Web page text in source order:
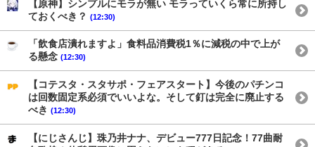
【原神】シンプルにモラが無い モラっていくら常に所持し
ておくべき？ (12:30)
「飲食店潰れますよ」食料品消費税1％に減税の中で上が
る懸念 (12:30)
【コテスタ・スタサポ・フェアスタート】今後のパチンコ
は回数固定系必須でいいよな。そして釘は完全に廃止する
べき (12:30)
【にじさんじ】珠乃井ナナ、デビュー777日記念！77曲耐